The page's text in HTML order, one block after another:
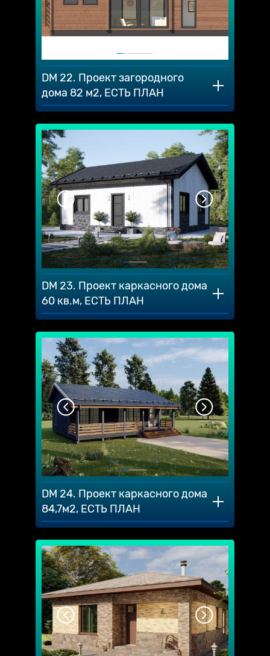
DM 22. Проект загородного
дома 82 м2, ЕСТЬ ПЛАН
DM 23. Проект каркасного дома
60 кв.м, ЕСТЬ ПЛАН
DM 24. Проект каркасного дома
84,7м2, ЕСТЬ ПЛАН⠀⠀